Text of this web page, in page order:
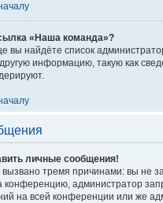
«Наша команда»?
вы найдёте список
информацию, такую как
личные сообщения!
тремя причинами: вы не
администратор
на всей конференции или же